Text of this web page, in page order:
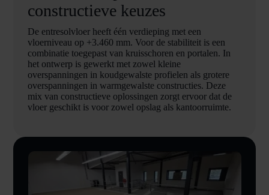
constructieve keuzes
De entresolvloer heeft één verdieping met een
vloerniveau op +3.460 mm. Voor de stabiliteit is een
combinatie toegepast van kruisschoren en portalen. In
het ontwerp is gewerkt met zowel kleine
overspanningen in koudgewalste profielen als grotere
overspanningen in warmgewalste constructies. Deze
mix van constructieve oplossingen zorgt ervoor dat de
vloer geschikt is voor zowel opslag als kantoorruimte.